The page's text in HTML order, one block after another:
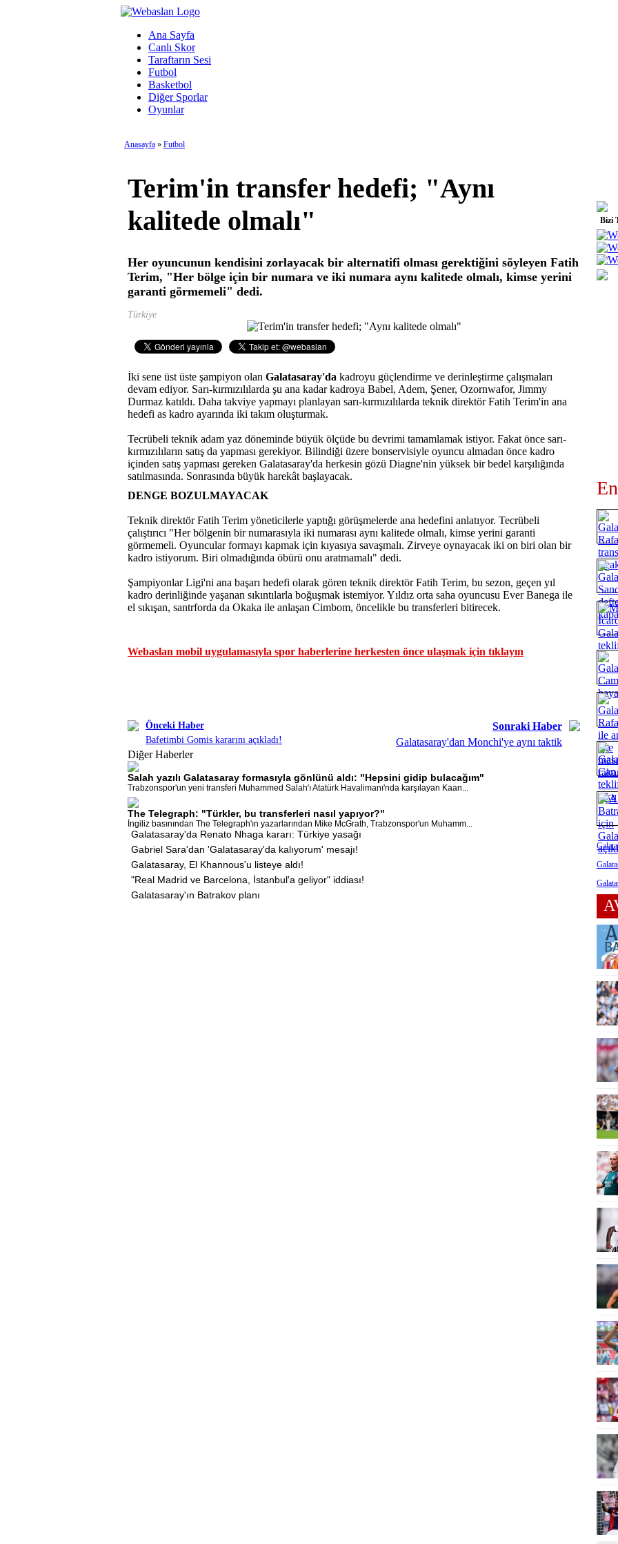
Ana Sayfa
Canlı Skor
Taraftarın Sesi
Futbol
Basketbol
Diğer Sporlar
Oyunlar
Anasayfa » Futbol
Terim'in transfer hedefi; "Aynı
kalitede olmalı"
Her oyuncunun kendisini zorlayacak bir alternatifi olması gerektiğini söyleyen Fatih
Terim, "Her bölge için bir numara ve iki numara aynı kalitede olmalı, kimse yerini
garanti görmemeli" dedi.
Türkiye
İki sene üst üste şampiyon olan Galatasaray'da kadroyu güçlendirme ve derinleştirme çalışmaları
devam ediyor. Sarı-kırmızılılarda şu ana kadar kadroya Babel, Adem, Şener, Ozornwafor, Jimmy
Durmaz katıldı. Daha takviye yapmayı planlayan sarı-kırmızılılarda teknik direktör Fatih Terim'in ana
hedefi as kadro ayarında iki takım oluşturmak.
Tecrübeli teknik adam yaz döneminde büyük ölçüde bu devrimi tamamlamak istiyor. Fakat önce sarı-
kırmızılıların satış da yapması gerekiyor. Bilindiği üzere bonservisiyle oyuncu almadan önce kadro
içinden satış yapması gereken Galatasaray'da herkesin gözü Diagne'nin yüksek bir bedel karşılığında
satılmasında. Sonrasında büyük harekât başlayacak.
DENGE BOZULMAYACAK
Teknik direktör Fatih Terim yöneticilerle yaptığı görüşmelerde ana hedefini anlatıyor. Tecrübeli
çalıştırıcı "Her bölgenin bir numarasıyla iki numarası aynı kalitede olmalı, kimse yerini garanti
görmemeli. Oyuncular formayı kapmak için kıyasıya savaşmalı. Zirveye oynayacak iki on biri olan bir
kadro istiyorum. Biri olmadığında öbürü onu aratmamalı" dedi.
Şampiyonlar Ligi'ni ana başarı hedefi olarak gören teknik direktör Fatih Terim, bu sezon, geçen yıl
kadro derinliğinde yaşanan sıkıntılarla boğuşmak istemiyor. Yıldız orta saha oyuncusu Ever Banega ile
el sıkışan, santrforda da Okaka ile anlaşan Cimbom, öncelikle bu transferleri bitirecek.
Webaslan mobil uygulamasıyla spor haberlerine herkesten önce ulaşmak için tıklayın
Önceki Haber
Bafetimbi Gomis kararını açıkladı!
Sonraki Haber
Galatasaray'dan Monchi'ye aynı taktik
Diğer Haberler
Salah yazılı Galatasaray formasıyla gönlünü aldı: "Hepsini gidip bulacağım"
Trabzonspor'un yeni transferi Muhammed Salah'ı Atatürk Havalimanı'nda karşılayan Kaan...
The Telegraph: "Türkler, bu transferleri nasıl yapıyor?"
İngiliz basınından The Telegraph'ın yazarlarından Mike McGrath, Trabzonspor'un Muhamm...
Galatasaray'da Renato Nhaga kararı: Türkiye yasağı
Gabriel Sara'dan 'Galatasaray'da kalıyorum' mesajı!
Galatasaray, El Khannous'u listeye aldı!
"Real Madrid ve Barcelona, İstanbul'a geliyor" iddiası!
Galatasaray'ın Batrakov planı
Bizi